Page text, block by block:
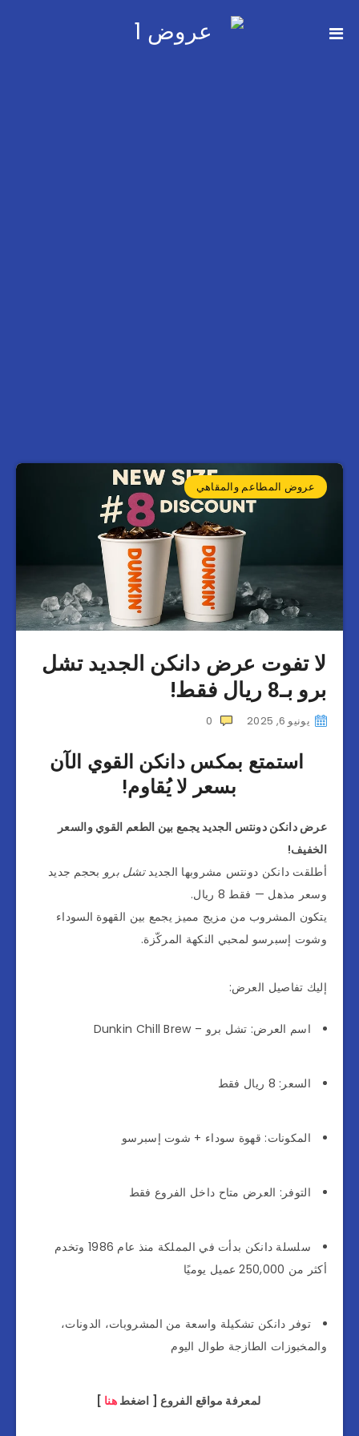
عروض المطاعم والمقاهي
لا تفوت عرض دانكن الجديد تشل
برو بـ8 ريال فقط!
يونيو 6, 2025 0
استمتع بمكس دانكن القوي الآن
بسعر لا يُقاوم!
عرض دانكن دونتس الجديد يجمع بين الطعم القوي والسعر
الخفيف!
أطلقت دانكن دونتس مشروبها الجديدتشل برو بحجم جديد
وسعر مذهل — فقط 8 ريال.
يتكون المشروب من مزيج مميز يجمع بين القهوة السوداء
وشوت إسبرسو لمحبي النكهة المركّزة.
إليك تفاصيل العرض:
اسم العرض: تشل برو – Dunkin Chill Brew
السعر: 8 ريال فقط
المكونات: قهوة سوداء + شوت إسبرسو
التوفر: العرض متاح داخل الفروع فقط
سلسلة دانكن بدأت في المملكة منذ عام 1986 وتخدم
أكثر من 250,000 عميل يوميًا
توفر دانكن تشكيلة واسعة من المشروبات، الدونات،
والمخبوزات الطازجة طوال اليوم
لمعرفة مواقع الفروع [ اضغط هنا ]